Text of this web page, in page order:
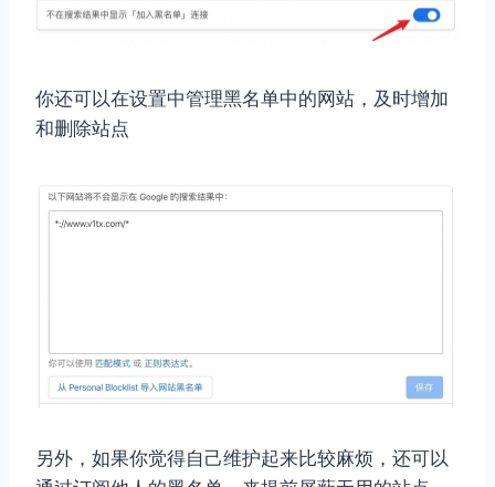
你还可以在设置中管理黑名单中的网站，及时增加
和删除站点
另外，如果你觉得自己维护起来比较麻烦，还可以